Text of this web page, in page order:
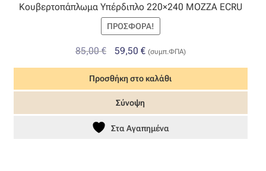
Κουβερτοπάπλωμα Υπέρδιπλο 220×240 MOZZA ECRU
ΠΡΟΣΦΟΡΆ!
85,00€
Original
price
was:
85,00 €.
59,50 €Η
τρέχουσα
τιμή
είναι:
(συμπ.ΦΠΑ)
Προσθήκη στο καλάθι
Σύνοψη
Στα Αγαπημένα